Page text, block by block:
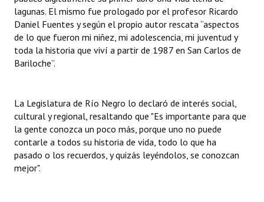
Huéspedes de Honor - Registro
Antiguos Pobladores - Registro
Reconocimientos - Registro
Entrega de distinciones
REFORMA DE LA CARTA ORGÁNICA
lagunas. El mismo fue prologado por el profesor Ricardo
Daniel Fuentes y según el propio autor rescata “aspectos
de lo que fueron mi niñez, mi adolescencia, mi juventud y
toda la historia que viví a partir de 1987 en San Carlos de
Bariloche”.
La Legislatura de Río Negro lo declaró de interés social,
cultural y regional, resaltando que "Es importante para que
la gente conozca un poco más, porque uno no puede
contarle a todos su historia de vida, todo lo que ha
pasado o los recuerdos, y quizás leyéndolos, se conozcan
mejor".